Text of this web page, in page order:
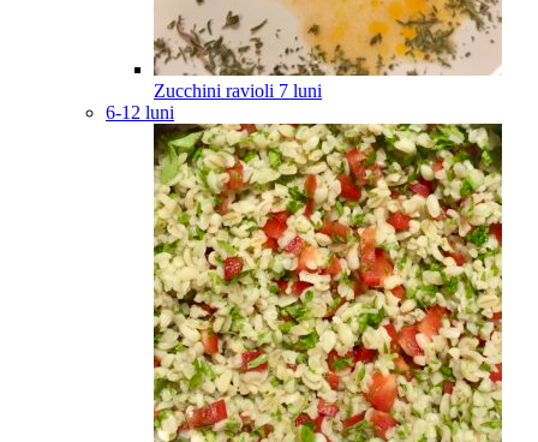
Zucchini ravioli 7 luni
6-12 luni